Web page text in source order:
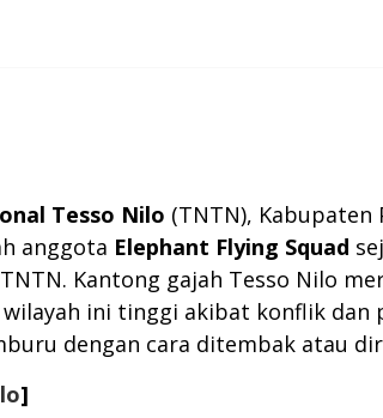
Tesso Nilo (TNTN), Kabupaten
anggota Elephant Flying Squad
Kantong gajah Tesso Nilo
wilayah ini tinggi akibat konflik dan
dengan cara ditembak atau
]